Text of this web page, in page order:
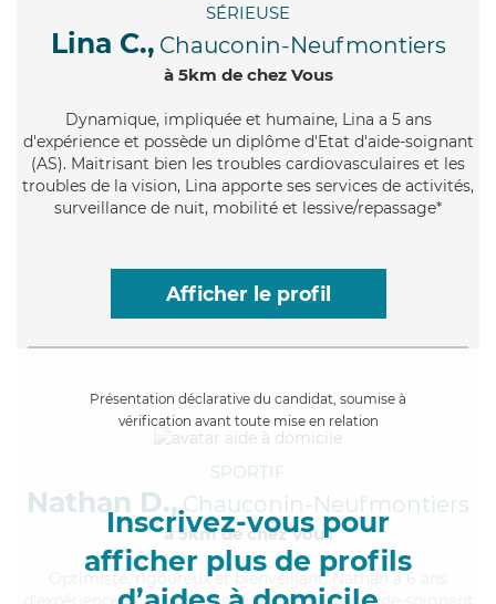
SÉRIEUSE
Lina C., Chauconin-Neufmontiers
à 5km de chez Vous
Dynamique, impliquée et humaine, Lina a 5 ans
d'expérience et possède un diplôme d'Etat d'aide-soignant
(AS). Maitrisant bien les troubles cardiovasculaires et les
troubles de la vision, Lina apporte ses services de activités,
surveillance de nuit, mobilité et lessive/repassage*
Afficher le profil
Présentation déclarative du candidat, soumise à
vérification avant toute mise en relation
Inscrivez-vous pour
afficher plus de profils
SPORTIF
Nathan D., Chauconin-Neufmontiers
à 5km de chez Vous
, rigoureux et bienveillant, Nathan a 6 ans